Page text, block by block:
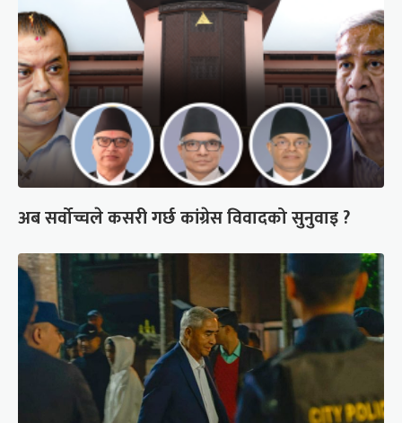
अब सर्वोच्चले कसरी गर्छ कांग्रेस विवादको सुनुवाइ ?